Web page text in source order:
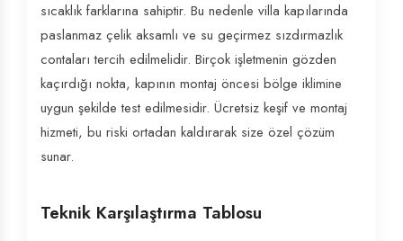
sıcaklık farklarına sahiptir. Bu nedenle villa kapılarında
paslanmaz çelik aksamlı ve su geçirmez sızdırmazlık
contaları tercih edilmelidir. Birçok işletmenin gözden
kaçırdığı nokta, kapının montaj öncesi bölge iklimine
uygun şekilde test edilmesidir. Ücretsiz keşif ve montaj
hizmeti, bu riski ortadan kaldırarak size özel çözüm
sunar.
Teknik Karşılaştırma Tablosu